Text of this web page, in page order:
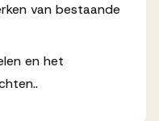
van bestaande
en het